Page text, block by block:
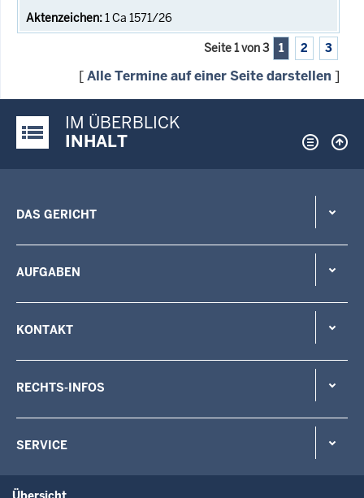
1 Ca 1571/26
Seite 1 von 3 1 2 3
[Alle Termine auf einer Seite darstellen ]
Justiz-Portal im Überblick:
IM ÜBERBLICK
INHALT
DAS GERICHT
AUFGABEN
KONTAKT
RECHTS-INFOS
SERVICE